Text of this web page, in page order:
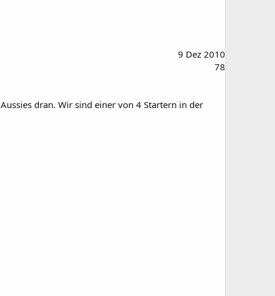
9 Dez 2010
78
dran. Wir sind einer von 4 Startern in der